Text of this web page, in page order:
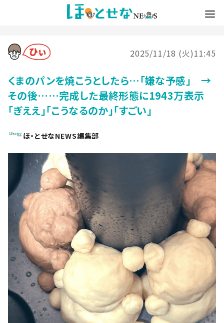
2025/11/18 (火)11:45
くまのパンを焼こうとしたら…「嫌な予感」 →
その後……完成した最終形態に1943万表示
「ぎええ」「こうなるのか」「すごい」
ほ・とせなNEWS編集部